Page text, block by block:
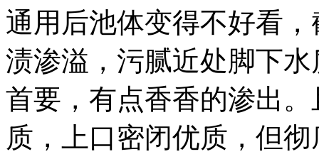
通用后池体变得不好看
渍渗溢，污腻近处脚下
首要，有点香香的渗出
质，上口密闭优质，但